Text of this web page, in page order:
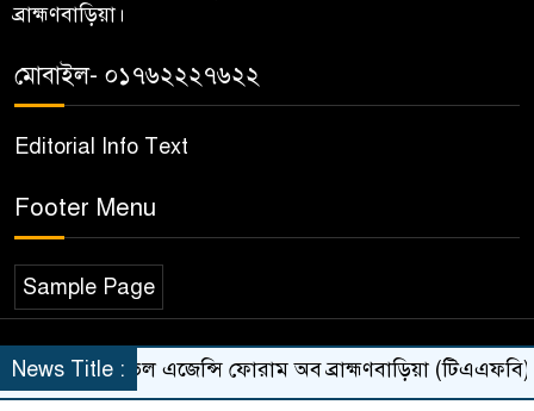
স্থায়ী কমিটির সভাপতি হওয়ায়
শ্যামল এমপিকে মেডিকেল
টেকনোলজিস্টদের অভিনন্দন
আদালতের নির্দেশেও থামেনি
৭
সোহরাওয়ার্দী মেডিকেলে যোগ
দিলেন ডা. মো. সোলায়মান
৮
ব্রাহ্মণবাড়িয়া।
মোবাইল- ০১৭৬২২২৭৬২২
Editorial Info Text
Footer Menu
Sample Page
© All rights reserved ©brahmanbarianews.com
Theme Developed BYHoster Line
News Title :
ট্রাভেল এজেন্সি ফোরাম অব ব্রাহ্মণবাড়িয়া (টিএএফবি)